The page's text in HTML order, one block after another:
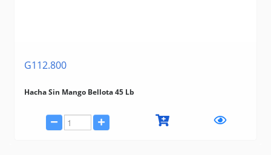
G112.800
Hacha Sin Mango Bellota 45 Lb